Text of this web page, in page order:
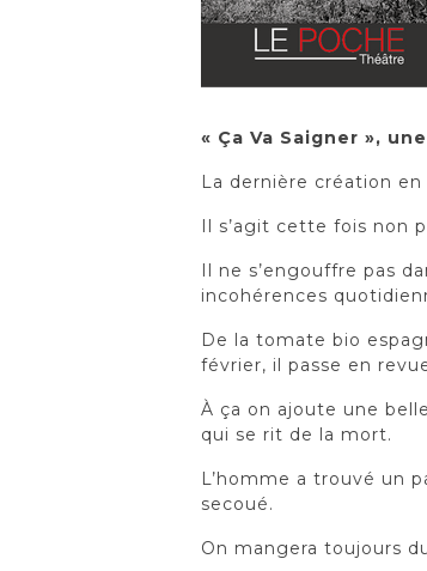
« Ça Va Saigner »,
La dernière création
Il s’agit cette fois non
Il ne s’engouffre pas
incohérences
De la tomate bio
février, il passe en
À ça on ajoute une
qui se rit de la mort.
L’homme a trouvé un
secoué.
On mangera toujours